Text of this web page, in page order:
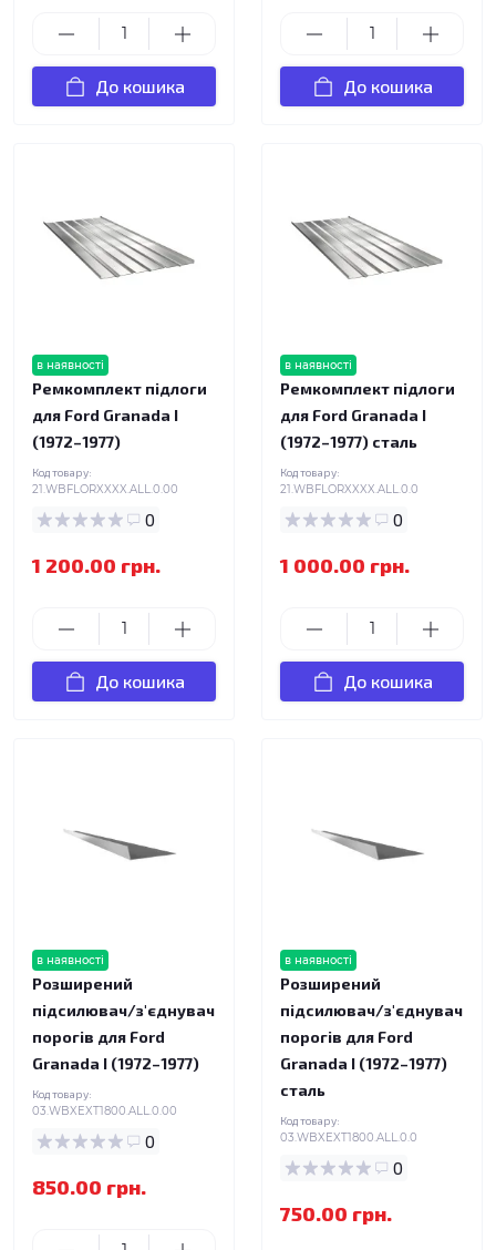
До кошика До кошика
в наявності
Ремкомплект підлоги
для Ford Granada I
(1972–1977)
Код товару:
21.WBFLORXXXX.ALL.0.00
0
1 200.00 грн.
До кошика
в наявності
Ремкомплект підлоги
для Ford Granada I
(1972–1977) сталь
Код товару:
21.WBFLORXXXX.ALL.0.0
0
1 000.00 грн.
До кошика
в наявності
Розширений
підсилювач/з'єднувач
порогів для Ford
Granada I (1972–1977)
Код товару:
03.WBXEXT1800.ALL.0.00
0
850.00 грн.
в наявності
Розширений
підсилювач/з'єднувач
порогів для Ford
Granada I (1972–1977)
сталь
Код товару:
03.WBXEXT1800.ALL.0.0
0
750.00 грн.